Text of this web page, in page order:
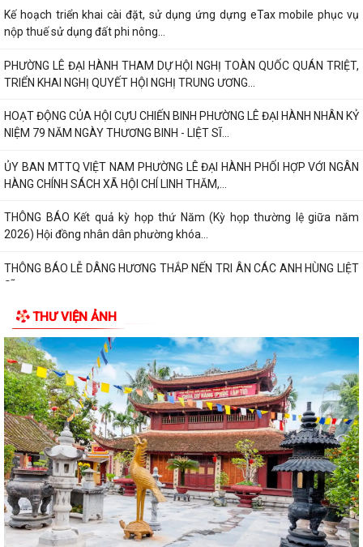
Kế hoạch triển khai cài đặt, sử dụng ứng dựng eTax mobile phục vụ
nộp thuế sử dụng đất phi nông...
PHƯỜNG LÊ ĐẠI HÀNH THAM DỰ HỘI NGHỊ TOÀN QUỐC QUÁN TRIỆT,
TRIỂN KHAI NGHỊ QUYẾT HỘI NGHỊ TRUNG ƯƠNG...
HOẠT ĐỘNG CỦA HỘI CỰU CHIẾN BINH PHƯỜNG LÊ ĐẠI HÀNH NHÂN KỶ
NIỆM 79 NĂM NGÀY THƯƠNG BINH - LIỆT SĨ...
ỦY BAN MTTQ VIỆT NAM PHƯỜNG LÊ ĐẠI HÀNH PHỐI HỢP VỚI NGÂN
HÀNG CHÍNH SÁCH XÃ HỘI CHÍ LINH THĂM,...
THÔNG BÁO Kết quả kỳ họp thứ Năm (Kỳ họp thường lệ giữa năm
2026) Hội đồng nhân dân phường khóa...
THÔNG BÁO LỄ DÂNG HƯƠNG THẮP NẾN TRI ÂN CÁC ANH HÙNG LIỆT
SĨ
CHIẾN DỊCH 500 NGÀY ĐÊM ĐẨY MẠNH THỰC HIỆN, TÌM KIẾM, QUY
TẬP, XÁC ĐỊNH DANH TÍNH HÀI CỐT LIỆT SĨ
10 Nghị quyết trụ cột trong kỷ nguyên vươn mình của dân tộc
Chỉ thị số 07-CT/TW đẩy mạnh học tập, thực hành tư tưởng, đạo đức,
phương pháp, phong cách Hồ Chí...
Hướng dẫn Quản lý và sử dụng thẻ Đảng viên
Thông báo về việc tăng cường cảnh giác với các đối tượng nhận làm
dịch vụ đất đai trái quy định của...
THĂM TẶNG QUÀ GIA ĐÌNH CHÍNH SÁCH NHÂN DỊP KỶ NIỆM 79 NĂM
THƯ VIỆN ẢNH